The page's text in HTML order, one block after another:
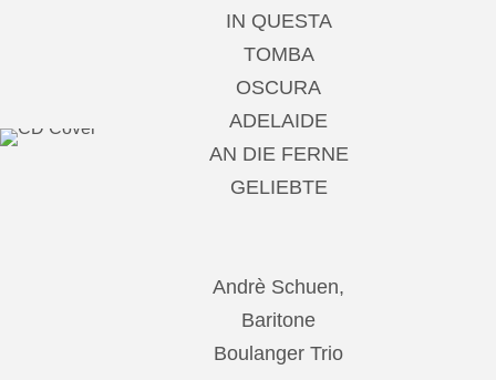
IN QUESTA
TOMBA
OSCURA
ADELAIDE
AN DIE FERNE
GELIEBTE
Andrè Schuen,
Baritone
Boulanger Trio